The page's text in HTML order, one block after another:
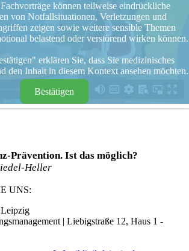
können teilweise eindrückliche
von Notfallsituationen, Verletzungen und
zeigen sowie weitere sensible Themen
belastend oder verstörend wirken können.
erklären Sie, dass Sie medizinisches
den Inhalt in diesem Kontext ansehen möchten.
Bestätigen
Prävention. Ist das möglich?
Heller
UNS:
| Liebigstraße 12, Haus 1 -